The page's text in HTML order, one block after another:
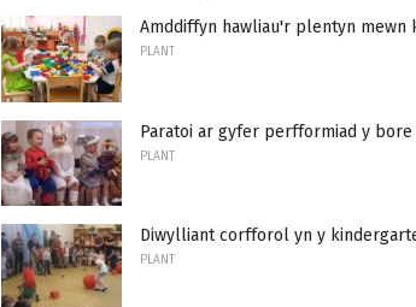
Amddiffyn hawliau'r plentyn mewn
PLANT
Paratoi ar gyfer perfformiad y
PLANT
Diwylliant corfforol yn y
PLANT